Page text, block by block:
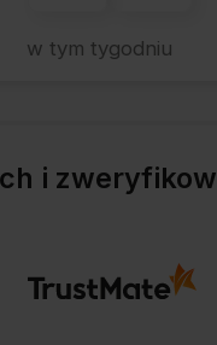
wszystko perfekt.
w tym tygodniu
i